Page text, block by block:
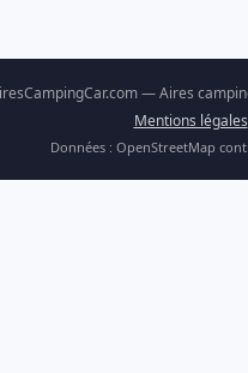
— Aires
Mentions légales
Données : OpenStreetMap